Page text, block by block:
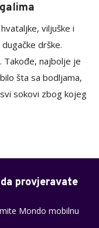
viljuške i
drške.
Takođe, najbolje je
šta sa bodljama,
sokovi zbog kojeg
provjeravate
Mondo mobilnu